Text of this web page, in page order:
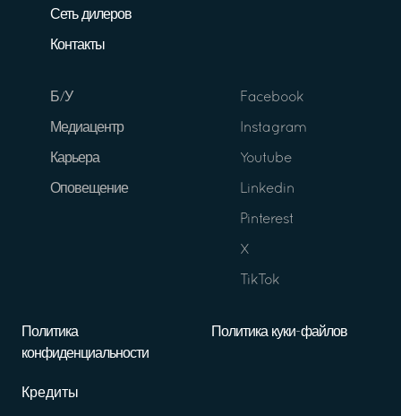
Сеть дилеров
Контакты
Б/У
Медиацентр
Карьера
Оповещение
Facebook
Instagram
Youtube
Linkedin
Pinterest
X
TikTok
Политика
конфиденциальности
Политика куки-файлов
Кредиты